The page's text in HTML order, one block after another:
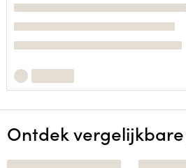
Ontdek